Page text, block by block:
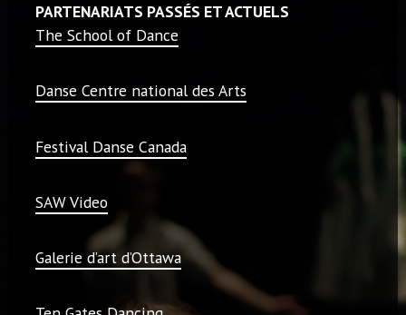
PARTENARIATS PASSÉS ET ACTUELS
The School of Dance
Danse Centre national des Arts
Festival Danse Canada
SAW Video
Galerie d’art d’Ottawa